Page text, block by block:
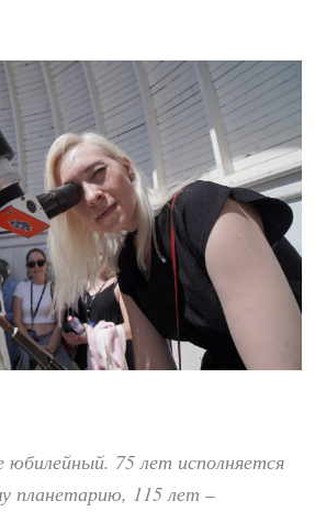
75 лет исполняется
планетарию, 115 лет –